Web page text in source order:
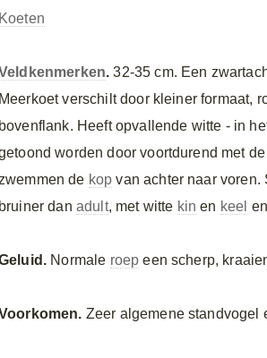
Koeten
. 32-35 cm. Een
Meerkoet verschilt door kleiner formaat,
bovenflank. Heeft opvallende witte - in
worden door voortdurend met
de kop van achter naar voren.
bruiner dan adult, met witte kin en keel
Normale roep een scherp,
Zeer algemene standvogel